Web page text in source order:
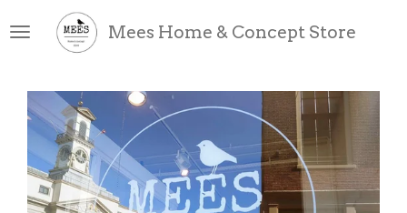
direct
hoofdinhoud
Mees Home & Concept Store